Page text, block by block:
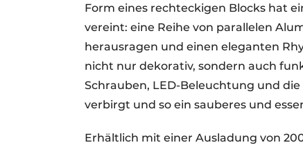
Form eines rechteckigen Blocks hat
vereint: eine Reihe von parallelen
herausragen und einen eleganten
nicht nur dekorativ, sondern auch
Schrauben, LED-Beleuchtung und
verbirgt und so ein sauberes und
Erhältlich mit einer Ausladung von